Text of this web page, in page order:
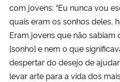
com jovens: “Eu nunca vou
quais eram os sonhos deles,
Eram jovens que não sabiam
[sonho] e nem o que
despertar do desejo de
levar arte para a vida dos